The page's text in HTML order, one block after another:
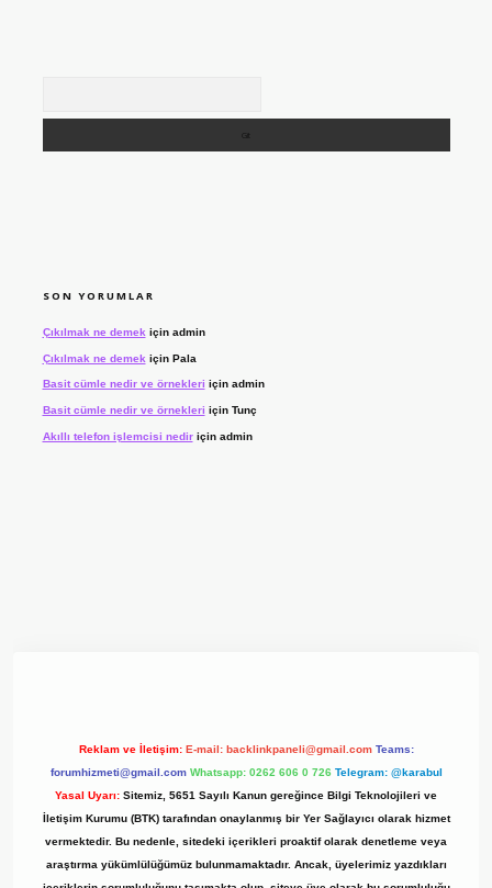
SON YORUMLAR
Çıkılmak ne demek için admin
Çıkılmak ne demek için Pala
Basit cümle nedir ve örnekleri için admin
Basit cümle nedir ve örnekleri için Tunç
Akıllı telefon işlemcisi nediriçin admin
Reklam ve İletişim: E-mail: backlinkpaneli@gmail.com Teams:
forumhizmeti@gmail.com Whatsapp: 0262 606 0 726 Telegram: @karabul
Yasal Uyarı: Sitemiz, 5651 Sayılı Kanun gereğince Bilgi Teknolojileri ve
İletişim Kurumu (BTK) tarafından onaylanmış bir Yer Sağlayıcı olarak hizmet
vermektedir. Bu nedenle, sitedeki içerikleri proaktif olarak denetleme veya
araştırma yükümlülüğümüz bulunmamaktadır. Ancak, üyelerimiz yazdıkları